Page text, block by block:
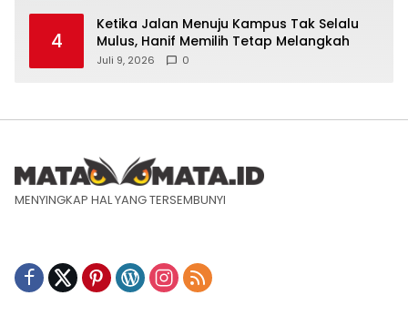
4
Ketika Jalan Menuju Kampus Tak Selalu
Mulus, Hanif Memilih Tetap Melangkah
Juli 9, 2026 0
MENYINGKAP HAL YANG TERSEMBUNYI